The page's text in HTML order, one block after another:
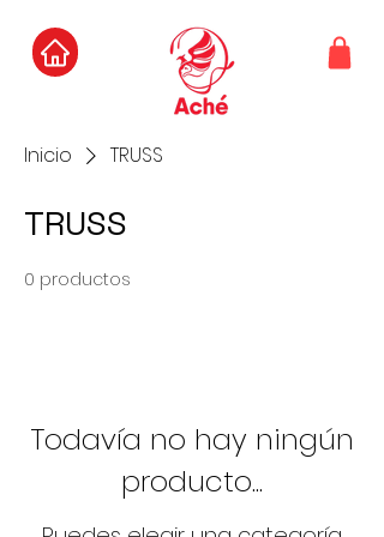
Inicio TRUSS
TRUSS
0 productos
Todavía no hay ningún
producto...